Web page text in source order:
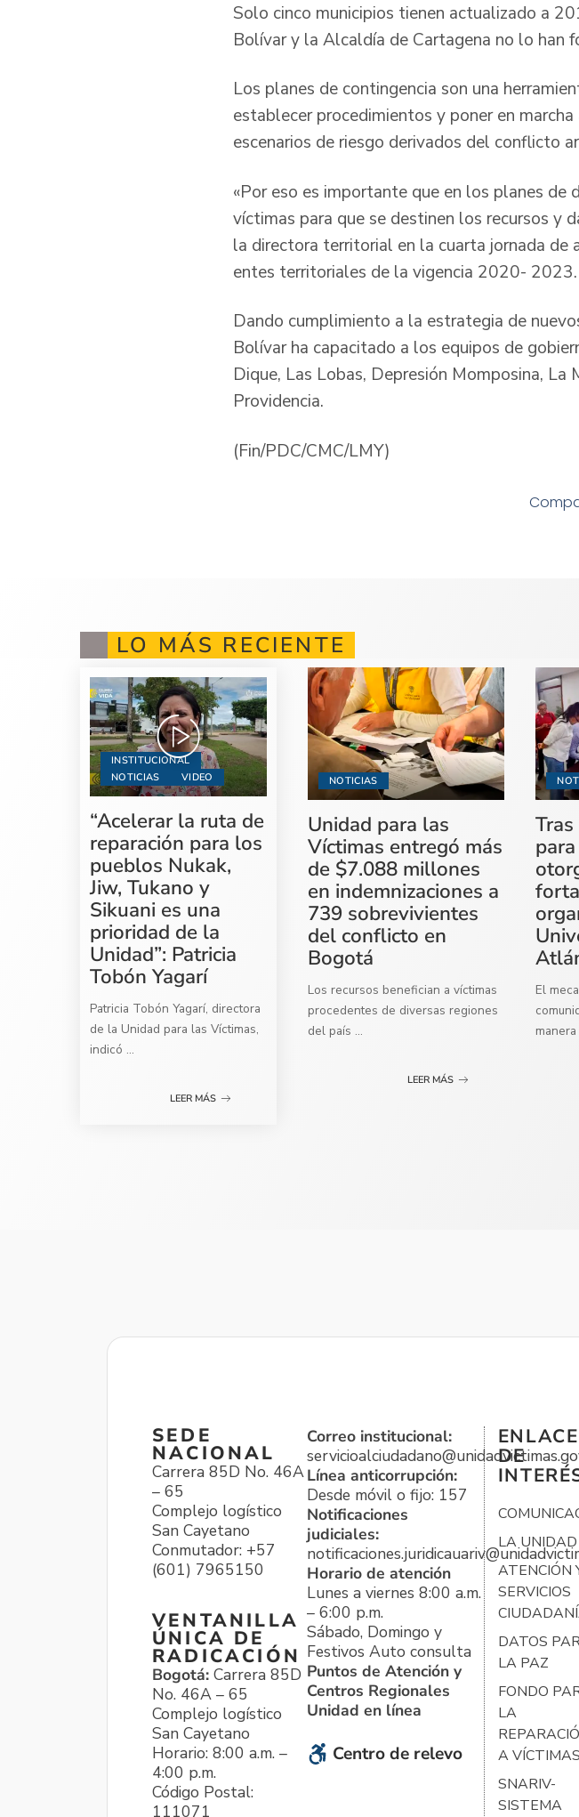
Solo cinco municipios tienen actualizado a
Bolívar y la Alcaldía de Cartagena no lo han
Los planes de contingencia son una
establecer procedimientos y poner en
escenarios de riesgo derivados del conflicto
«Por eso es importante que en los planes
víctimas para que se destinen los recursos y
la directora territorial en la cuarta jornada de
entes territoriales de la vigencia 2020- 2023.
Dando cumplimiento a la estrategia de
Bolívar ha capacitado a los equipos de
Dique, Las Lobas, Depresión Momposina,
Providencia.
(Fin/PDC/CMC/LMY)
LO MÁS RECIENTE
INSTITUCIONAL
NOTICIAS
VIDEO
“Acelerar la ruta de
reparación para los
pueblos Nukak,
Jiw, Tukano y
Sikuani es una
prioridad de la
Unidad”: Patricia
Tobón Yagarí
Patricia Tobón Yagarí, directora
de la Unidad para las Víctimas,
indicó ...
LEER MÁS
NOTICIAS
Unidad para las
Víctimas entregó más
de $7.088 millones
en indemnizaciones a
739 sobrevivientes
del conflicto en
Bogotá
Los recursos benefician a víctimas
procedentes de diversas regiones
del país ...
LEER MÁS
El
SEDE
NACIONAL
Carrera 85D No. 46A
– 65
Complejo logístico
San Cayetano
Conmutador: +57
(601) 7965150
VENTANILLA
ÚNICA DE
RADICACIÓN
Bogotá: Carrera 85D
No. 46A – 65
Complejo logístico
San Cayetano
Horario: 8:00 a.m. –
4:00 p.m.
Código Postal:
111071
Correo institucional:
Línea anticorrupción:
Desde móvil o fijo: 157
Notificaciones
judiciales:
Horario de atención
Lunes a viernes 8:00 a.m.
– 6:00 p.m.
Sábado, Domingo y
Festivos Auto consulta
Puntos de Atención y
Centros Regionales
Unidad en línea
Centro de relevo
DE
LA UNIDAD
ATENCIÓN
SERVICIOS
DATOS
LA PAZ
FONDO
LA
A VÍCTIMAS
SNARIV-
SISTEMA